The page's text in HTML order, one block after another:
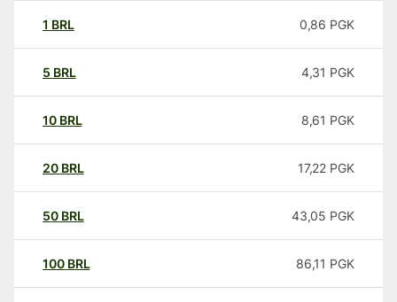
1 BRL 0,86 PGK
5 BRL 4,31 PGK
10 BRL 8,61 PGK
20 BRL 17,22 PGK
50 BRL 43,05 PGK
100 BRL 86,11 PGK